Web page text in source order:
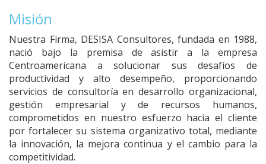
Misión
Nuestra Firma, DESISA Consultores, fundada en 1988,
nació bajo la premisa de asistir a la empresa
Centroamericana a solucionar sus desafíos de
productividad y alto desempeño, proporcionando
servicios de consultoría en desarrollo organizacional,
gestión empresarial y de recursos humanos,
comprometidos en nuestro esfuerzo hacia el cliente
por fortalecer su sistema organizativo total, mediante
la innovación, la mejora continua y el cambio para la
competitividad.